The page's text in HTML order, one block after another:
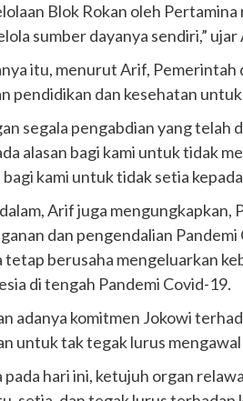
Blok Rokan oleh
sumber dayanya sendiri,” ujar
itu, menurut Arif,
pendidikan dan kesehatan
segala pengabdian yang telah
alasan bagi kami untuk tidak
bagi kami untuk tidak setia
Arif juga mengungkapkan,
dan pengendalian
tetap berusaha mengeluarkan
di tengah Pandemi Covid-19.
adanya komitmen Jokowi
untuk tak tegak lurus
pada hari ini, ketujuh organ